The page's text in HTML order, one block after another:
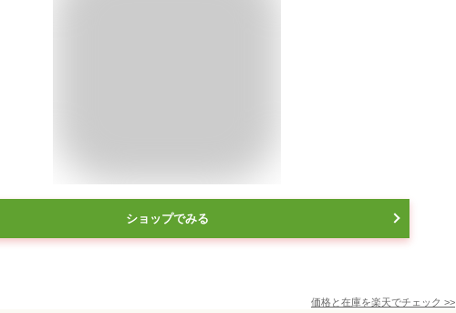
ショップでみる
価格と在庫を楽天でチェック >>